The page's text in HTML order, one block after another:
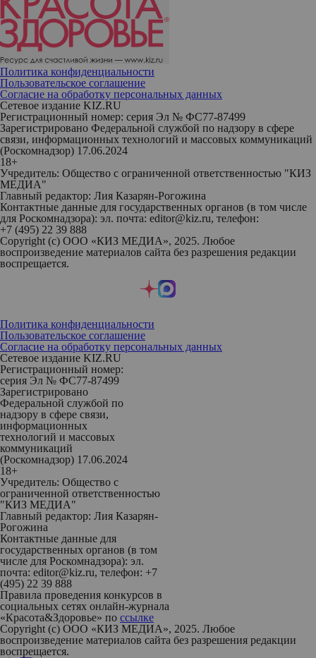
Политика конфиденциальности
Пользовательское соглашение
Согласие на обработку персональных данных
Сетевое издание KIZ.RU
Регистрационный номер: серия Эл № ФС77-87499
Зарегистрировано Федеральной службой по надзору в сфере
связи, информационных технологий и массовых коммуникаций
(Роскомнадзор) 17.06.2024
18+
Учредитель: Общество с ограниченной ответственностью "КИЗ
МЕДИА"
Главный редактор: Лия Казарян-Рогожина
Контактные данные для государственных органов (в том числе
для Роскомнадзора): эл. почта: editor@kiz.ru, телефон:
+7 (495) 22 39 888
Copyright (с) ООО «КИЗ МЕДИА», 2025. Любое
воспроизведение материалов сайта без разрешения редакции
воспрещается.
Политика конфиденциальности
Пользовательское соглашение
Согласие на обработку персональных данных
Сетевое издание KIZ.RU
Регистрационный номер:
серия Эл № ФС77-87499
Зарегистрировано
Федеральной службой по
надзору в сфере связи,
информационных
технологий и массовых
коммуникаций
(Роскомнадзор) 17.06.2024
18+
Учредитель: Общество с
ограниченной ответственностью
"КИЗ МЕДИА"
Главный редактор: Лия Казарян-
Рогожина
Контактные данные для
государственных органов (в том
числе для Роскомнадзора): эл.
почта: editor@kiz.ru, телефон: +7
(495) 22 39 888
Правила проведения конкурсов в
социальных сетях онлайн-журнала
«Красота&Здоровье» по ссылке
Copyright (с) ООО «КИЗ МЕДИА», 2025. Любое
воспроизведение материалов сайта без разрешения редакции
воспрещается.